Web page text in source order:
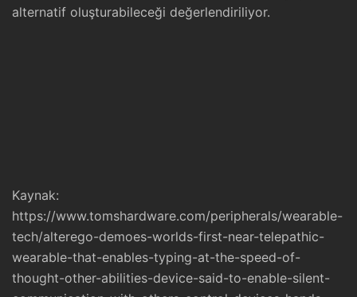
alternatif oluşturabileceği değerlendiriliyor.
Kaynak:
https://www.tomshardware.com/peripherals/wearable-
tech/alterego-demoes-worlds-first-near-telepathic-
wearable-that-enables-typing-at-the-speed-of-
thought-other-abilities-device-said-to-enable-silent-